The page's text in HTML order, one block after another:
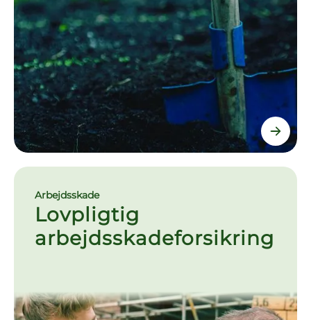
Arbejdsskade
Lovpligtig
arbejdsskadeforsikring